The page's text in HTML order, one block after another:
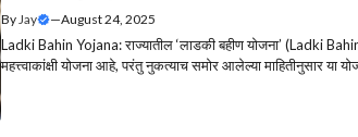
ByJay —August 24, 2025
Ladki Bahin Yojana: राज्यातील ‘लाडकी बहीण योजना’ (Ladki
महत्त्वाकांक्षी योजना आहे, परंतु नुकत्याच समोर आलेल्या माहितीनुसार या